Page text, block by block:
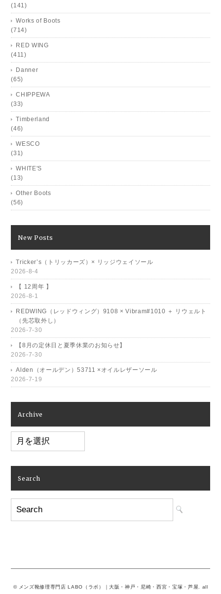
(141)
Works of Boots
(714)
RED WING
(411)
Danner
(65)
CHIPPEWA
(33)
Timberland
(46)
WESCO
(31)
WHITE'S
(13)
Other Boots
(56)
New Posts
Tricker’s（トリッカーズ）× リッジウェイソール
2026-8-4
【 12周年 】
2026-8-1
REDWING（レッドウィング）9108 × Vibram#1010 ＋ リウェルト
（先芯取外し）
2026-7-30
【8月の定休日と夏季休業のお知らせ】
2026-7-30
Alden（オールデン）53711 ×オイルレザーソール
2026-7-19
Archive
Archive
Search
© メンズ靴修理専門店 LABO（ラボ）｜大阪・神戸・尼崎・西宮・宝塚・芦屋. all